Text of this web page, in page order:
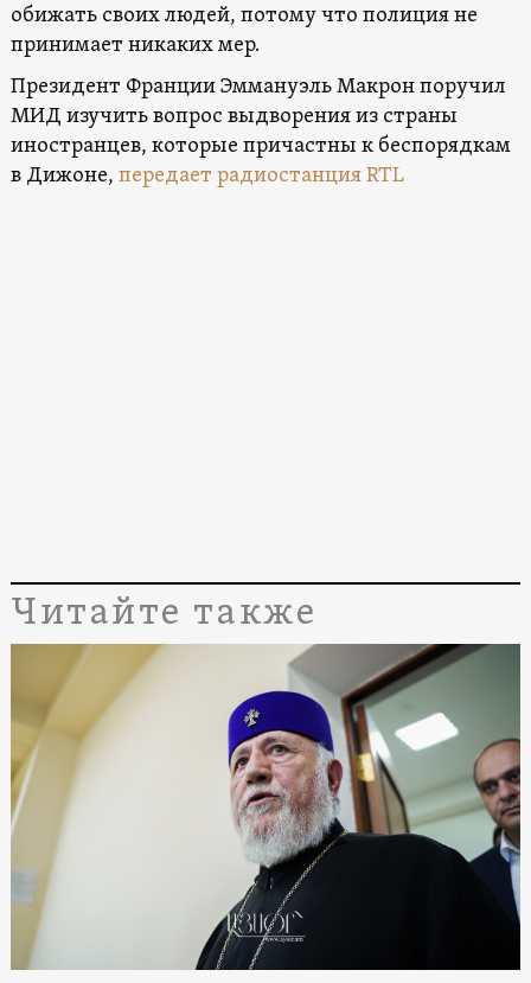
обижать своих людей, потому что полиция не
принимает никаких мер.
Президент Франции Эммануэль Макрон поручил
МИД изучить вопрос выдворения из страны
иностранцев, которые причастны к беспорядкам
в Дижоне, передает радиостанция RTL
Читайте также